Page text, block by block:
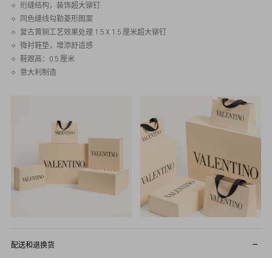
绗缝结构，装饰超大铆钉
同色缝线勾勒菱形图案
复古黄铜工艺效果处理 1.5 X 1.5 厘米超大铆钉
微衬鞋垫，增添舒适感
鞋跟高：0.5 厘米
意大利制造
配送和退换货